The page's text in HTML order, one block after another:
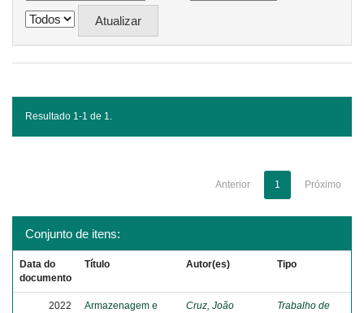
Resultado 1-1 de 1.
Anterior 1 Próximo
Conjunto de itens:
Data do
documento
Título Autor(es) Tipo
2022
Armazenagem e
Cruz, João
Trabalho de